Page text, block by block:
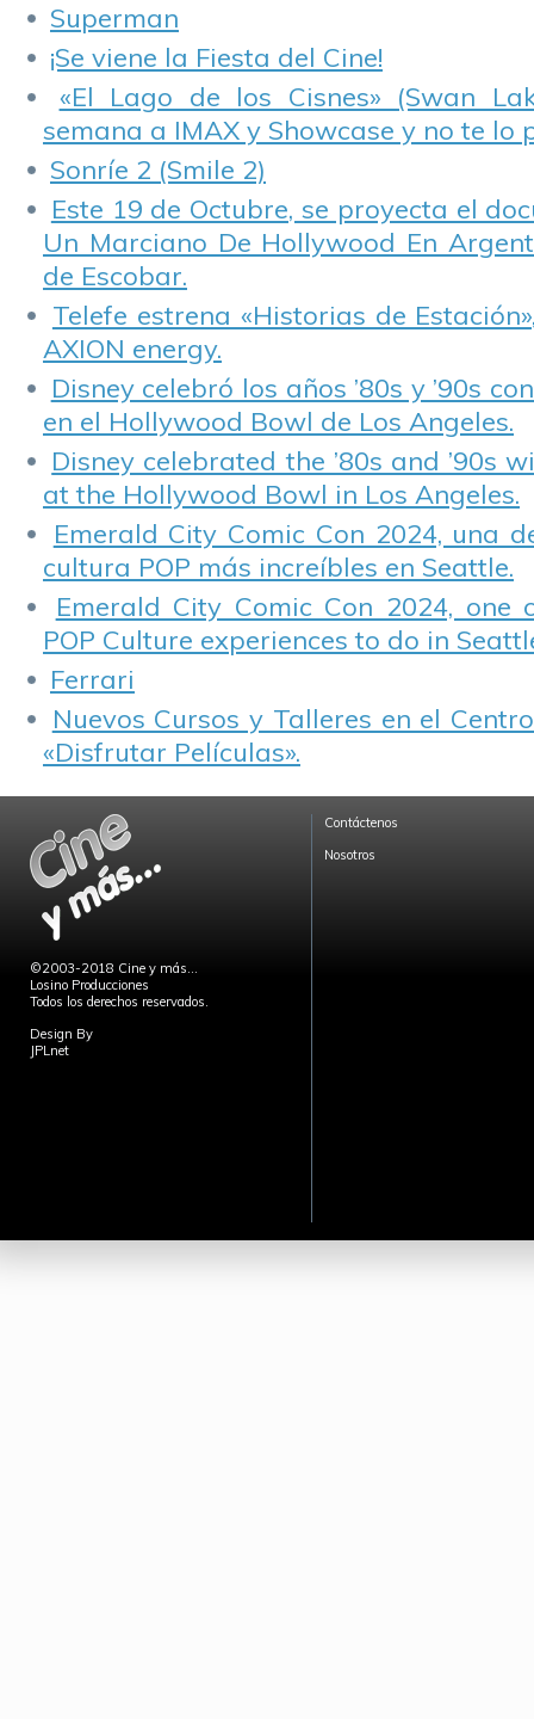
Superman
¡Se viene la Fiesta del Cine!
«El Lago de los Cisnes» (Swan
semana a IMAX y Showcase y no te lo
Sonríe 2 (Smile 2)
Este 19 de Octubre, se proyecta el
Un Marciano De Hollywood En
de Escobar.
Telefe estrena «Historias de
AXION energy.
Disney celebró los años ’80s y ’90s
en el Hollywood Bowl de Los Angeles.
Disney celebrated the ’80s and ’90s
at the Hollywood Bowl in Los Angeles.
Emerald City Comic Con 2024, una
cultura POP más increíbles en Seattle.
Emerald City Comic Con 2024,
POP Culture experiences to do in
Ferrari
Nuevos Cursos y Talleres en el
«Disfrutar Películas».
©2003-2018 Cine y más...
Losino Producciones
Todos los derechos reservados.
Design By
JPLnet
Contáctenos
Nosotros